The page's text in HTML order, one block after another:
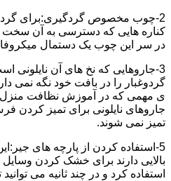
2-چوب مخصوص گردگیری:برای
کناره هایی که دسترسی به آن سخت
در سر این چوب یک دستمال
3-جاروهایی که نخ های آن نایلونی
گردوغبار را در بافت خود نگه نمی
ی مهمی که در آموزش نظافت منزل بر
جاروهای نایلونی برای تمیز کردن
تمیز نمی شوند.
5-استفاده کردن از پارچه های
بالایی دارند برای خشک کردن
استفاده کرد و در چند ثانیه می